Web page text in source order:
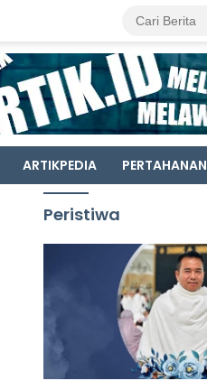
ARTIKPEDIA PERTAHANAN
Peristiwa